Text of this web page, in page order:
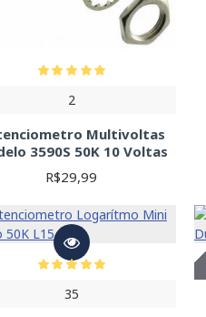
resistência, potência, tipo de
2
Multivoltas
3590S 50K 10 Voltas
R$29,99
35